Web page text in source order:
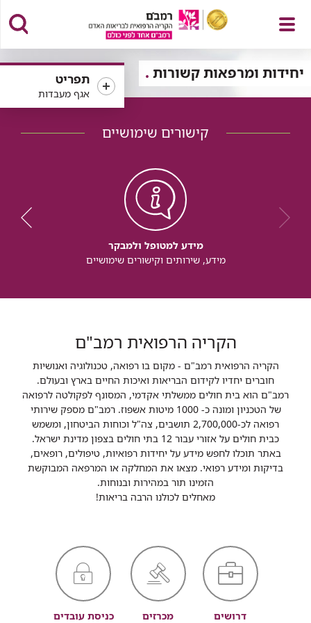
פתח
תפריט
תפריט
אגף מעבדות
יחידות ומרפאות קשורות
קישורים שימושיים
מידע למטופל ולמבקר
מידע, שירותים וקישורים שימושיים
הקריה הרפואית רמב"ם
הקריה הרפואית רמב"ם - מקום בו רפואה, טכנולוגיה ואנושיות
חוברים יחדיו לקידום הבריאות ואיכות החיים בארץ ובעולם.
רמב"ם הוא בית חולים ממשלתי אקדמי, המסונף לפקולטה לרפואה
של הטכניון ומונה כ- 1000 מיטות אשפוז. רמב"ם מספק שירותי
רפואה לכ-2,700,000 תושבים, צה"ל וכוחות הביטחון, ומשמש
כבית חולים על אזורי עבור 12 בתי חולים בצפון מדינת ישראל.
באתר תוכלו לחפש מידע על יחידות רפואיות, טיפולים, רופאים,
בדיקות ומידע רפואי. מצאו את המחלקה או המרפאה המבוקשת
הזמינו תור במהירות ובנוחות.
מאחלים לכולנו הרבה בריאות!
דרושים מכרזים כניסת עובדים